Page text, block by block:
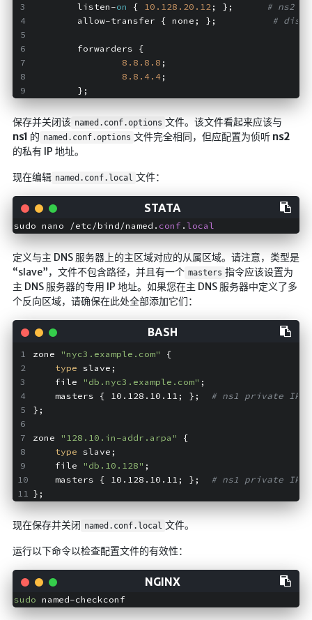
        listen-
on { 10.128 .20 .12 ; };
# ns2
        allow-transfer { none; };
#
        forwarders {
8.8 .8 .8 ;
8.8 .4.4;
        };
保存并关闭该 named.conf.options 文件。该文件看起来应该与
ns1 的 named.conf.options 文件完全相同，但应配置为侦听 ns2
的私有 IP 地址。
现在编辑 named.conf.local 文件：
sudo nano /etc/bind/named. conf .local
定义与主 DNS 服务器上的主区域对应的从属区域。请注意，类型是
“slave”，文件不包含路径，并且有一个 masters 指令应该设置为
主 DNS 服务器的专用 IP 地址。如果您在主 DNS 服务器中定义了多
个反向区域，请确保在此处全部添加它们：
zone "nyc3.example.com"
{
type slave;
    file
"db.nyc3.example.com" ;
    masters { 10.128.10.11; };
# ns1 private IP
};
zone "128.10.in-addr.arpa"
{
type slave;
    file
"db.10.128" ;
    masters { 10.128.10.11; };
# ns1 private IP
};
现在保存并关闭 named.conf.local 文件。
运行以下命令以检查配置文件的有效性：
sudo